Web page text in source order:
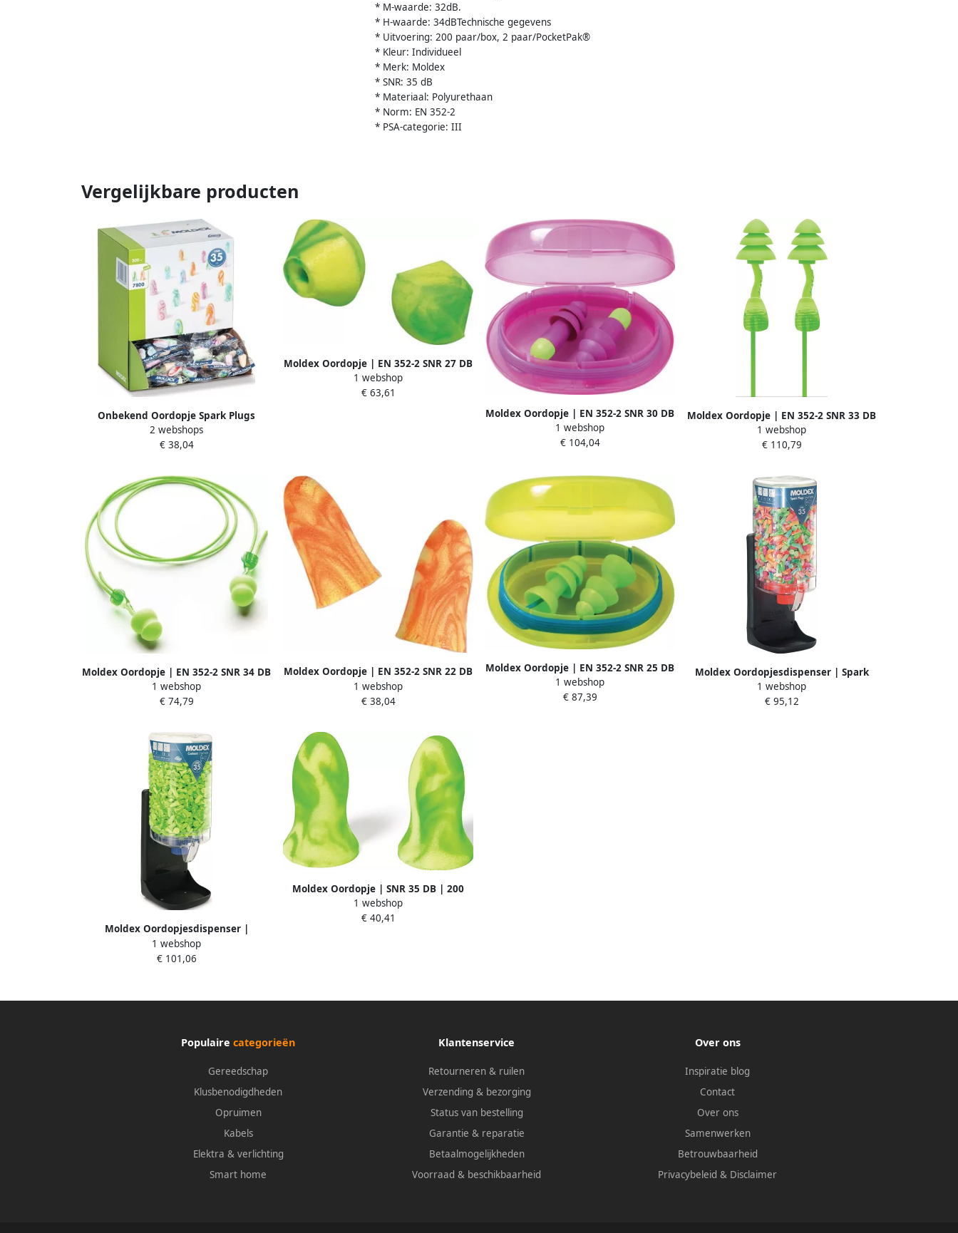
* M-waarde: 32dB.
* H-waarde: 34dBTechnische gegevens
* Uitvoering: 200 paar/box, 2 paar/PocketPak®
* Kleur: Individueel
* Merk: Moldex
* SNR: 35 dB
* Materiaal: Polyurethaan
* Norm: EN 352-2
* PSA-categorie: III
Vergelijkbare producten
Onbekend Oordopje Spark Plugs
780001 EN 352-2 SNR 35 DB 200 paar
box MOLDEX
2 webshops
€ 38,04
Moldex Oordopje | EN 352-2 SNR 27 DB
| 50 paar 682501
1 webshop
€ 63,61
Moldex Oordopje | EN 352-2 SNR 30 DB
| 50 paar 640101
1 webshop
€ 104,04
Moldex Oordopje | EN 352-2 SNR 33 DB
| 50 paar 645101
1 webshop
€ 110,79
Moldex Oordopje | EN 352-2 SNR 34 DB
| 80 paar 644101
1 webshop
€ 74,79
Moldex Oordopje | EN 352-2 SNR 22 DB
| 200 paar 760001
1 webshop
€ 38,04
Moldex Oordopje | EN 352-2 SNR 25 DB
| 50 paar 642101
1 webshop
€ 87,39
Moldex Oordopjesdispenser | Spark
Plugs Station | SNR 35dB | 500 paar
785001
1 webshop
€ 95,12
Moldex Oordopjesdispenser |
Contours Station | 500 paar 745001
1 webshop
€ 101,06
Moldex Oordopje | SNR 35 DB | 200
paar 740001
1 webshop
€ 40,41
Populaire categorieën
Gereedschap
Klusbenodigdheden
Opruimen
Kabels
Elektra & verlichting
Smart home
Klantenservice
Retourneren & ruilen
Verzending & bezorging
Status van bestelling
Garantie & reparatie
Betaalmogelijkheden
Voorraad & beschikbaarheid
Over ons
Inspiratie blog
Contact
Over ons
Samenwerken
Betrouwbaarheid
Privacybeleid & Disclaimer